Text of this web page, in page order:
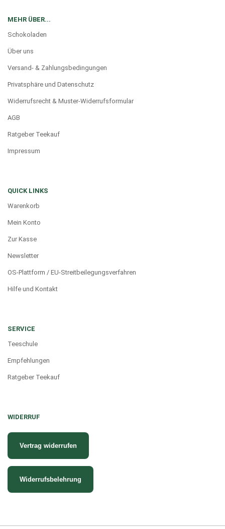
MEHR ÜBER...
Schokoladen
Über uns
Versand- & Zahlungsbedingungen
Privatsphäre und Datenschutz
Widerrufsrecht & Muster-Widerrufsformular
AGB
Ratgeber Teekauf
Impressum
QUICK LINKS
Warenkorb
Mein Konto
Zur Kasse
Newsletter
OS-Plattform / EU-Streitbeilegungsverfahren
Hilfe und Kontakt
SERVICE
Teeschule
Empfehlungen
Ratgeber Teekauf
WIDERRUF
Vertrag widerrufen
Widerrufsbelehrung